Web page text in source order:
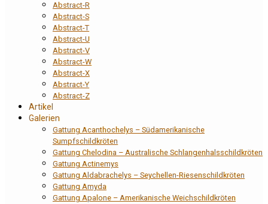
Abstract-R
Abstract-S
Abstract-T
Abstract-U
Abstract-V
Abstract-W
Abstract-X
Abstract-Y
Abstract-Z
Artikel
Galerien
Gattung Acanthochelys – Südamerikanische
Sumpfschildkröten
Gattung Chelodina – Australische Schlangenhalsschildkröten
Gattung Actinemys
Gattung Aldabrachelys – Seychellen-Riesenschildkröten
Gattung Amyda
Gattung Apalone – Amerikanische Weichschildkröten